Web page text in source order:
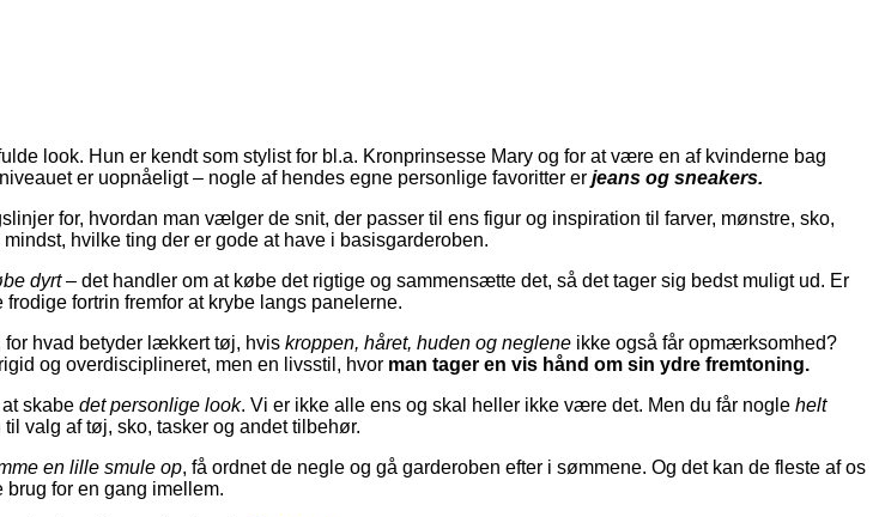
look. Hun er kendt som stylist for bl.a. Kronprinsesse Mary og for at være en af kvinderne bag
er uopnåeligt – nogle af hendes egne personlige favoritter erjeans og sneakers.
for, hvordan man vælger de snit, der passer til ens figur og inspiration til farver, mønstre, sko,
hvilke ting der er gode at have i basisgarderoben.
dyrt– det handler om at købe det rigtige og sammensætte det, så det tager sig bedst muligt ud. Er
fortrin fremfor at krybe langs panelerne.
for hvad betyder lækkert tøj, hvis kroppen, håret, huden og negleneikke også får opmærksomhed?
og overdisciplineret, men en livsstil, hvor man tager en vis hånd om sin ydre fremtoning.
skabe det personlige look. Vi er ikke alle ens og skal heller ikke være det. Men du får nogle helt
valg af tøj, sko, tasker og andet tilbehør.
en lille smule op, få ordnet de negle og gå garderoben efter i sømmene. Og det kan de fleste af os
brug for en gang imellem.